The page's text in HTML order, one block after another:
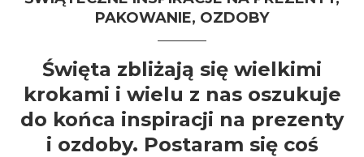
PAKOWANIE, OZDOBY
Święta zbliżają się wielkimi
krokami i wielu z nas oszukuje
do końca inspiracji na prezenty
i ozdoby. Postaram się coś